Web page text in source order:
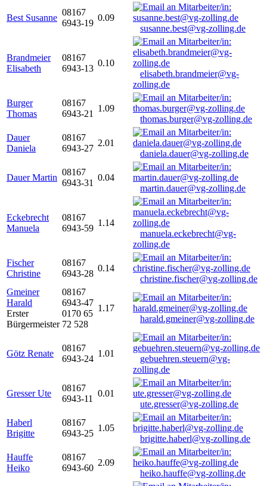
Best Susanne
08167
6943-19
0.09
susanne.best@vg-zolling.de
Brandmeier
Elisabeth
08167
6943-13
0.10
elisabeth.brandmeier@vg-
zolling.de
Burger
Thomas
08167
6943-21
1.09
thomas.burger@vg-zolling.de
Dauer
Daniela
08167
6943-27
2.01
daniela.dauer@vg-zolling.de
Dauer Martin
08167
6943-31
0.04
martin.dauer@vg-zolling.de
Eckebrecht
Manuela
08167
6943-59
1.14
manuela.eckebrecht@vg-
zolling.de
Fischer
Christine
08167
6943-28
0.14
christine.fischer@vg-zolling.de
Gmeiner
Harald
Erster
Bürgermeister
08167
6943-47
0170 65
72 528
1.17
harald.gmeiner@vg-zolling.de
Götz Renate
08167
6943-24
1.01
gebuehren.steuern@vg-
zolling.de
Gresser Ute
08167
6943-11
0.01
ute.gresser@vg-zolling.de
Haberl
Brigitte
08167
6943-25
1.05
brigitte.haberl@vg-zolling.de
Hauffe
Heiko
08167
6943-60
2.09
heiko.hauffe@vg-zolling.de